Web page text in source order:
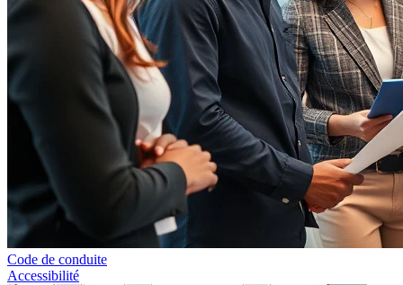
Code de conduite
Accessibilité